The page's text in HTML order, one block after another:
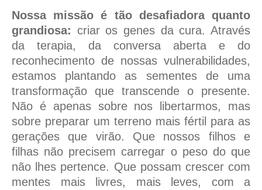
Nossa missão é tão desafiadora quanto
grandiosa: criar os genes da cura. Através
da terapia, da conversa aberta e do
reconhecimento de nossas vulnerabilidades,
estamos plantando as sementes de uma
transformação que transcende o presente.
Não é apenas sobre nos libertarmos, mas
sobre preparar um terreno mais fértil para as
gerações que virão. Que nossos filhos e
filhas não precisem carregar o peso do que
não lhes pertence. Que possam crescer com
mentes mais livres, mais leves, com a